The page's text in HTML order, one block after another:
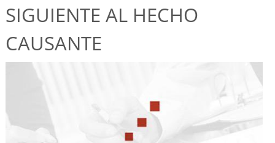
SIGUIENTE AL HECHO
CAUSANTE